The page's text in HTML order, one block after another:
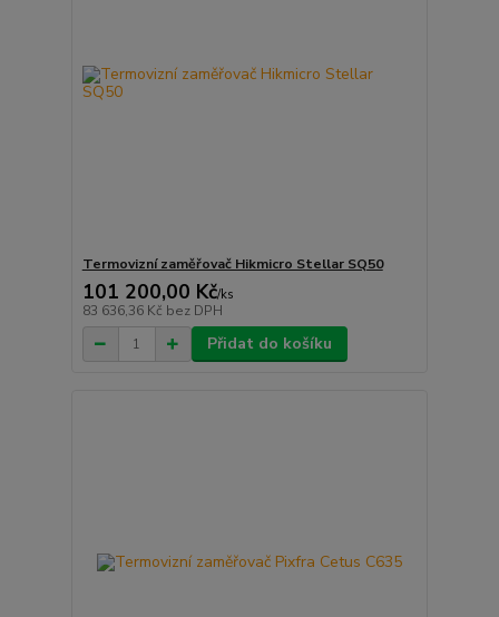
Termovizní zaměřovač Hikmicro Stellar SQ50
101 200,00 Kč/ks
83 636,36 Kč bez DPH
Přidat do košíku